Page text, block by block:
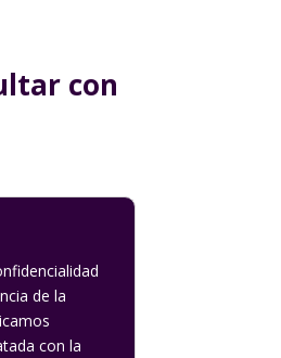
con
de la
con la